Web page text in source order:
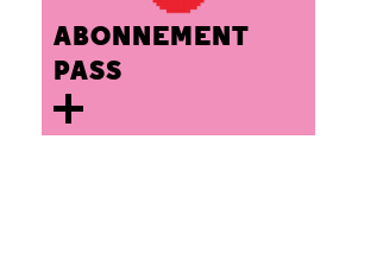
ABONNEMENT
PASS